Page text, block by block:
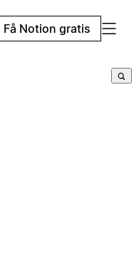
Få Notion gratis